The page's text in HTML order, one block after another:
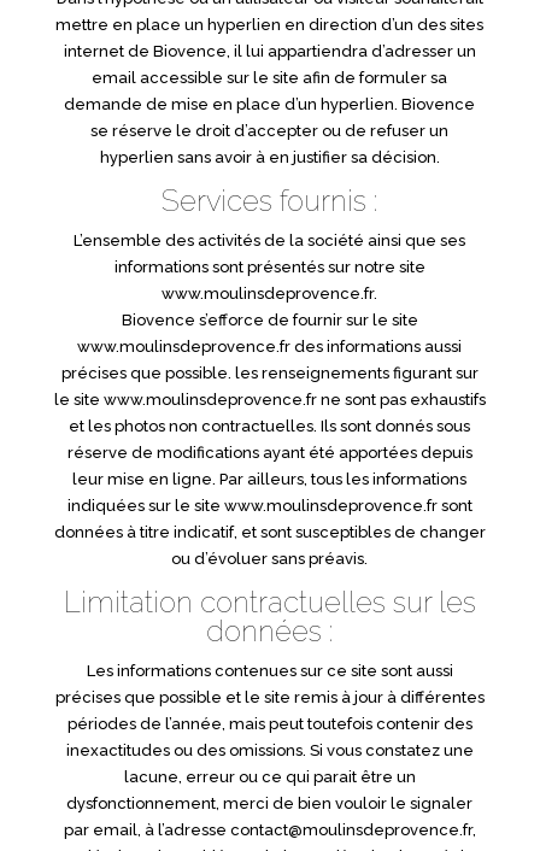
mettre en place un hyperlien en direction d’un des sites
internet de Biovence, il lui appartiendra d’adresser un
email accessible sur le site afin de formuler sa
demande de mise en place d’un hyperlien. Biovence
se réserve le droit d’accepter ou de refuser un
hyperlien sans avoir à en justifier sa décision.
Services fournis :
L’ensemble des activités de la société ainsi que ses
informations sont présentés sur notre site
www.moulinsdeprovence.fr.
Biovence s’efforce de fournir sur le site
www.moulinsdeprovence.fr des informations aussi
précises que possible. les renseignements figurant sur
le site www.moulinsdeprovence.fr ne sont pas exhaustifs
et les photos non contractuelles. Ils sont donnés sous
réserve de modifications ayant été apportées depuis
leur mise en ligne. Par ailleurs, tous les informations
indiquées sur le site www.moulinsdeprovence.fr sont
données à titre indicatif, et sont susceptibles de changer
ou d’évoluer sans préavis.
Limitation contractuelles sur les
données :
Les informations contenues sur ce site sont aussi
précises que possible et le site remis à jour à différentes
périodes de l’année, mais peut toutefois contenir des
inexactitudes ou des omissions. Si vous constatez une
lacune, erreur ou ce qui parait être un
dysfonctionnement, merci de bien vouloir le signaler
par email, à l’adresse contact@moulinsdeprovence.fr,